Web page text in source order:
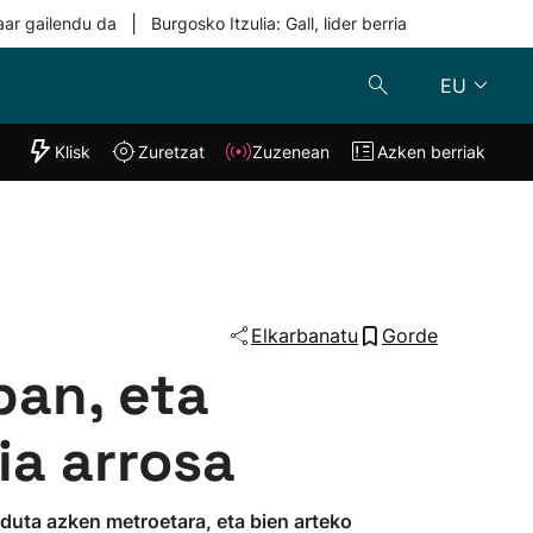
gailendu da Burgosko Itzulia: Gall, lider berria
EU
"Helmuga"
Klisk Zuzenean
Klisk Zuretzat Zuzenean Azken berriak
Elkarbanatu Gorde
eta
arrosa
azken metroetara, eta bien arteko